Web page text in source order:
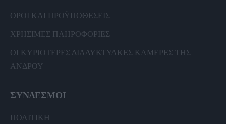
ΟΡΟΙ ΚΑΙ ΠΡΟΫΠΟΘΕΣΕΙΣ
ΧΡΗΣΙΜΕΣ ΠΛΗΡΟΦΟΡΙΕΣ
ΟΙ ΚΥΡΙΟΤΕΡΕΣ ΔΙΑΔΥΚΤΥΑΚΕΣ ΚΑΜΕΡΕΣ ΤΗΣ
ΑΝΔΡΟΥ
ΣΥΝΔΕΣΜΟΙ
ΠΟΛΙΤΙΚΗ